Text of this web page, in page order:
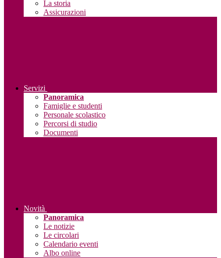
La storia
Assicurazioni
Servizi
Panoramica
Famiglie e studenti
Personale scolastico
Percorsi di studio
Documenti
Novità
Panoramica
Le notizie
Le circolari
Calendario eventi
Albo online